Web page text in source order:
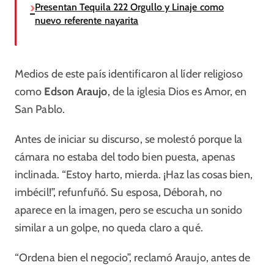
Presentan Tequila 222 Orgullo y Linaje como
nuevo referente nayarita
Medios de este país identificaron al líder religioso
como Edson Araujo, de la iglesia Dios es Amor, en
San Pablo.
Antes de iniciar su discurso, se molestó porque la
cámara no estaba del todo bien puesta, apenas
inclinada. “Estoy harto, mierda. ¡Haz las cosas bien,
imbécil!”, refunfuñó. Su esposa, Déborah, no
aparece en la imagen, pero se escucha un sonido
similar a un golpe, no queda claro a qué.
“Ordena bien el negocio”, reclamó Araujo, antes de